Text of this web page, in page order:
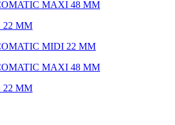
MAXI 48 ММ
22 ММ
MIDI 22 ММ
MAXI 48 ММ
22 ММ